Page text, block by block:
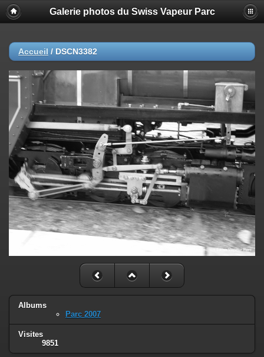
Galerie photos du Swiss Vapeur Parc
Accueil / DSCN3382
Albums
Parc 2007
Visites
9851